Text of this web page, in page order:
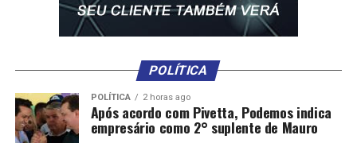
POLÍTICA
POLÍTICA 2 horas ago
Após acordo com Pivetta, Podemos indica
empresário como 2° suplente de Mauro